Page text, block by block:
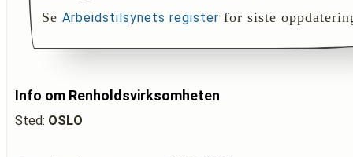
Se Arbeidstilsynets register for siste
Info om Renholdsvirksomheten
Sted: OSLO